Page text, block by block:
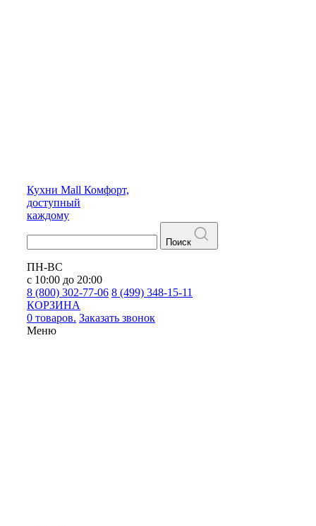
Кухни Mall Комфорт,
доступный
каждому
Поиск
ПН-ВС
с 10:00 до 20:00
8 (800) 302-77-06 8 (499) 348-15-11
КОРЗИНА
0 товаров. Заказать звонок
Меню